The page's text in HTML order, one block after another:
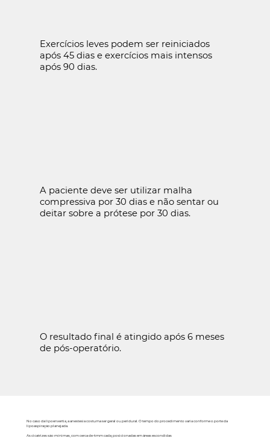
Exercícios leves podem ser reiniciados
após 45 dias e exercícios mais intensos
após 90 dias.
A paciente deve ser utilizar malha
compressiva por 30 dias e não sentar ou
deitar sobre a prótese por 30 dias.
O resultado final é atingido após 6 meses
de pós-operatório.
No caso da lipoenxertia, a anestesia costuma ser geral ou peridural. O tempo do procedimento varia conforme o porte da
lipoaspiração planejada.
As cicatrizes são mínimas, com cerca de 4mm cada, posicionadas em áreas escondidas